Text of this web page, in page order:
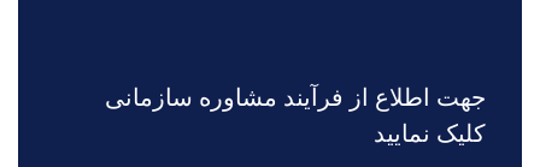
جهت اطلاع از فرآیند مشاوره سازمانی
کلیک نمایید